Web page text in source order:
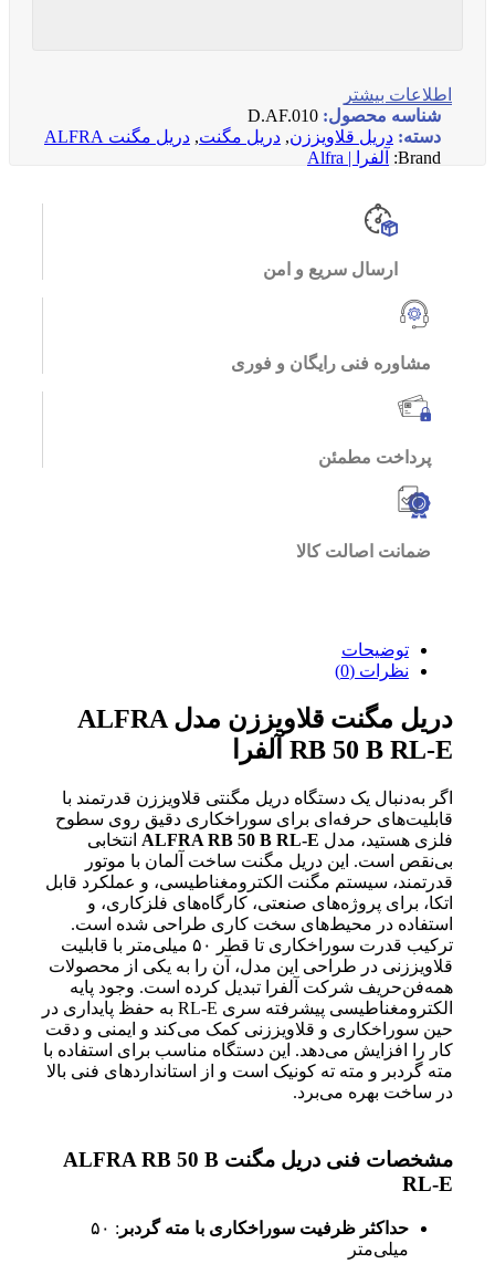
اطلاعات بیشتر
شناسه محصول: D.AF.010
دسته: دریل قلاویززن, دریل مگنت, دریل مگنت ALFRA
Brand:
آلفرا | Alfra
ارسال سریع و امن
مشاوره فنی رایگان و فوری
پرداخت مطمئن
ضمانت اصالت کالا
توضیحات
نظرات (0)
دریل مگنت قلاویززن مدل ALFRA
RB 50 B RL-E آلفرا
اگر به‌دنبال یک دستگاه دریل مگنتی قلاویززن قدرتمند با
قابلیت‌های حرفه‌ای برای سوراخکاری دقیق روی سطوح
فلزی هستید، مدل ALFRA RB 50 B RL-E انتخابی
بی‌نقص است. این دریل مگنت ساخت آلمان با موتور
قدرتمند، سیستم مگنت الکترومغناطیسی، و عملکرد قابل
اتکا، برای پروژه‌های صنعتی، کارگاه‌های فلزکاری، و
استفاده در محیط‌های سخت کاری طراحی شده است.
ترکیب قدرت سوراخکاری تا قطر ۵۰ میلی‌متر با قابلیت
قلاویززنی در طراحی این مدل، آن را به یکی از محصولات
همه‌فن‌حریف شرکت آلفرا تبدیل کرده است. وجود پایه
الکترومغناطیسی پیشرفته سری RL-E به حفظ پایداری در
حین سوراخکاری و قلاویززنی کمک می‌کند و ایمنی و دقت
کار را افزایش می‌دهد. این دستگاه مناسب برای استفاده با
مته گردبر و مته ته کونیک است و از استانداردهای فنی بالا
در ساخت بهره می‌برد.
مشخصات فنی دریل مگنت ALFRA RB 50 B
RL-E
حداکثر ظرفیت سوراخکاری با مته گردبر
: ۵۰
میلی‌متر